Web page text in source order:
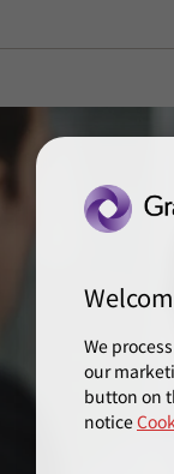
We
our
button on
notice